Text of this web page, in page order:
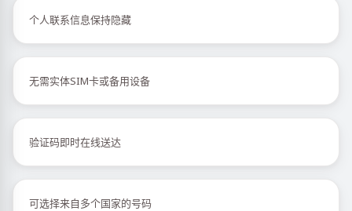
个人联系信息保持隐藏
无需实体SIM卡或备用设备
验证码即时在线送达
可选择来自多个国家的号码